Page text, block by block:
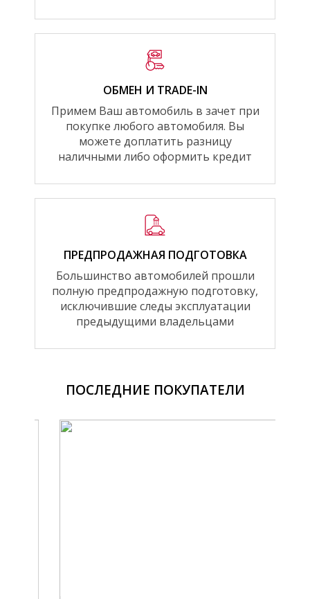
ОБМЕН И TRADE-IN
Примем Ваш автомобиль в зачет при
покупке любого автомобиля. Вы
можете доплатить разницу
наличными либо оформить кредит
ПРЕДПРОДАЖНАЯ ПОДГОТОВКА
Большинство автомобилей прошли
полную предпродажную подготовку,
исключившие следы эксплуатации
предыдущими владельцами
ПОСЛЕДНИЕ ПОКУПАТЕЛИ